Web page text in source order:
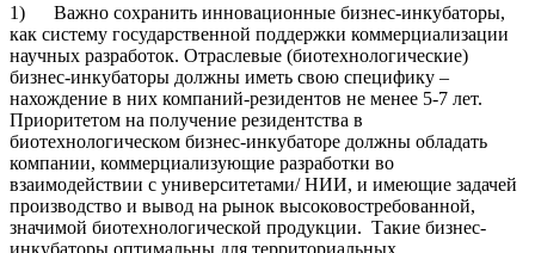
1) Важно сохранить инновационные бизнес-инкубаторы,
как систему государственной поддержки коммерциализации
научных разработок. Отраслевые (биотехнологические)
бизнес-инкубаторы должны иметь свою специфику –
нахождение в них компаний-резидентов не менее 5-7 лет.
Приоритетом на получение резидентства в
биотехнологическом бизнес-инкубаторе должны обладать
компании, коммерциализующие разработки во
взаимодействии с университетами/ НИИ, и имеющие задачей
производство и вывод на рынок высоковостребованной,
значимой биотехнологической продукции. Такие бизнес-
инкубаторы оптимальны для территориальных